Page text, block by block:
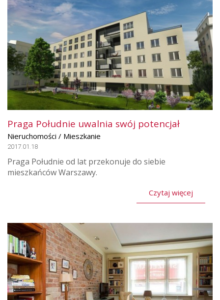
Praga Południe uwalnia swój potencjał
Nieruchomości / Mieszkanie
2017.01.18
Praga Południe od lat przekonuje do siebie
mieszkańców Warszawy.
Czytaj więcej